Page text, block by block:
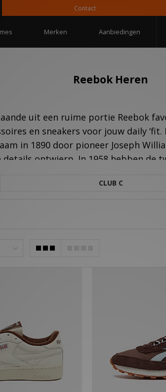
Merken Aanbiedingen
Reebok Heren
uit een ruime portie Reebok
en sneakers voor jouw daily
in 1890 door pioneer Joseph
ontwierp. In 1958 hebben de
gereleased die origineel
kun je wel stellen dat het merk
CLUB C